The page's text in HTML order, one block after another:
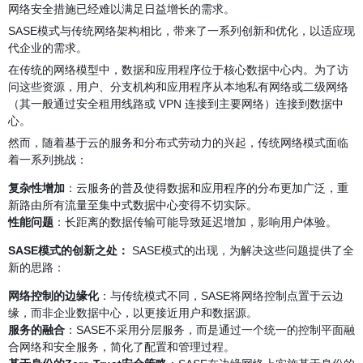
网络安全措施已经难以满足日益增长的需求。
SASE模式与传统网络架构相比，带来了一系列创新和优化，以适应现
代企业的需求。
在传统的网络模型中，数据和应用程序位于核心数据中心内。为了访
问这些资源，用户、分支机构和应用程序从本地私有网络或二级网络
（其一般通过安全租用线路或 VPN 连接到主要网络）连接到数据中
心。
然而，随着基于云的服务和分布式劳动力的兴起，传统网络模式面临
着一系列挑战：
复杂性增加 ：云服务的普及使得数据和应用程序的分布更加广泛，重
新路由所有流量至集中式数据中心变得不切实际。
性能问题 ：长距离的数据传输可能导致延迟增加，影响用户体验。
SASE模式的创新之处： SASE模式的出现，为解决这些问题提供了全
新的思路：
网络控制的边缘化：与传统模式不同，SASE将网络控制点置于云边
缘，而非企业数据中心，以更接近用户和数据源。
服务的融合 ：SASE不采用分层服务，而是通过一个统一的控制平面融
合网络和安全服务，简化了配置和管理过程。